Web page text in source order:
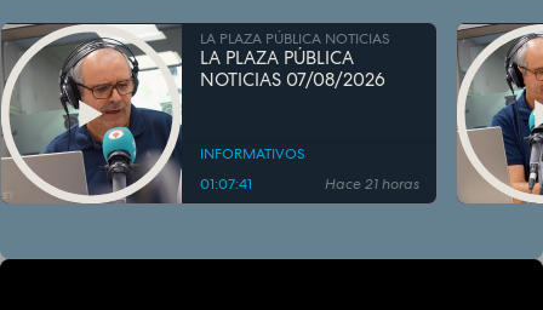
LA PLAZA PÚBLICA NOTICIAS
LA PLAZA PÚBLICA
NOTICIAS 07/08/2026
INFORMATIVOS
01:07:41
Hace 21 horas